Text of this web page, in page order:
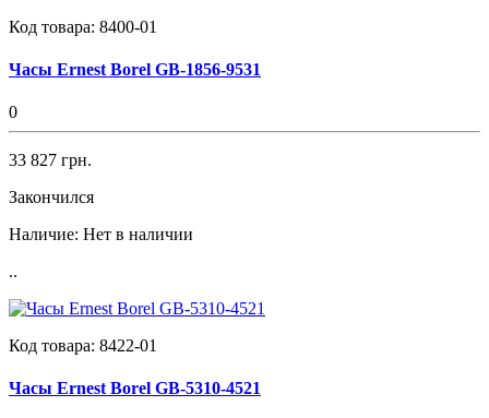
Код товара: 8400-01
Часы Ernest Borel GB-1856-9531
0
33 827 грн.
Закончился
Наличие: Нет в наличии
..
Код товара: 8422-01
Часы Ernest Borel GB-5310-4521